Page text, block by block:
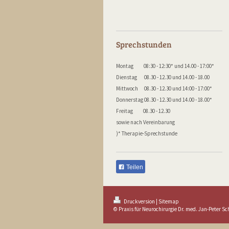
Sprechstunden
Montag 08:30 - 12:30* und 14.00 - 17:00*
Dienstag 08.30 - 12.30 und 14.00 - 18.00
Mittwoch 08.30 - 12.30 und 14:00 - 17:00*
Donnerstag 08.30 - 12.30 und 14.00 - 18.00*
Freitag 08.30 - 12.30
sowie nach Vereinbarung
)* Therapie-Sprechstunde
Teilen
Druckversion
Sitemap
© Praxis für Neurochirurgie Dr. med. Jan-Peter